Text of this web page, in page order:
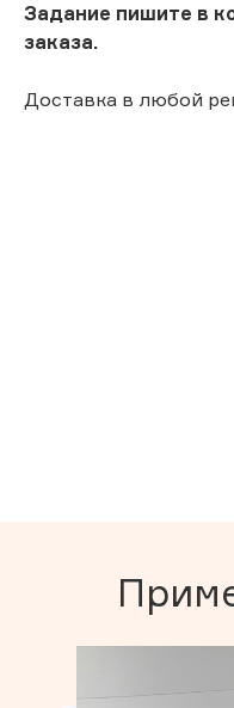
Задание пишите в
заказа.
Доставка в любой